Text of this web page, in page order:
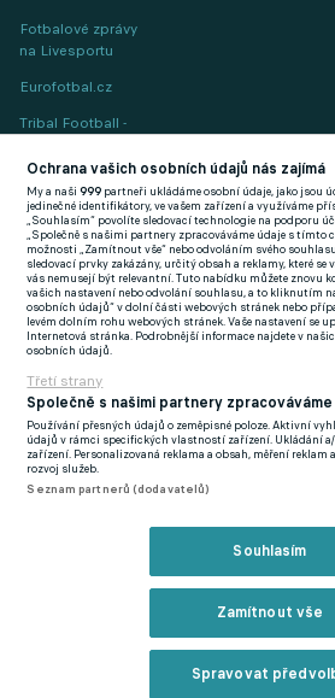
Fotbalové zprávy
na Livesportu
Eurofotbal.cz
Tribal Football -
(EN)
FlashFutbal (SK)
Tenisportal.cz
Tenisové zprávy
na Livesportu
Podmínky užití
Zásady ochrany osobních údajů
GDPR a
Ochrana vašich osobních údajů nás zajímá
My a naši999 partneři ukládáme osobní údaje, jako jsou
jedinečné identifikátory, ve vašem zařízení a využíváme
„Souhlasím“ povolíte sledovací technologie na podporu
„Společně s našimi partnery zpracováváme údaje s tímto
možnosti „Zamítnout vše“ nebo odvoláním svého
sledovací prvky zakázány, určitý obsah a reklamy, které se
vás nemusejí být relevantní. Tuto nabídku můžete znovu
vašich nastavení nebo odvolání souhlasu, a to kliknutím
osobních údajů“ v dolní části webových stránek nebo
levém dolním rohu webových stránek. Vaše nastavení se
Internetová stránka. Podrobnější informace najdete v
osobních údajů.
Třetí strany
Společně s našimi partnery
Používání přesných údajů o zeměpisné poloze. Aktivní
údajů v rámci specifických vlastností zařízení. Ukládání
zařízení. Personalizovaná reklama a obsah, měření
rozvoj služeb.
Seznam partnerů (dodavatelů)
Souhlasím
Zamítnout vše
Spravovat